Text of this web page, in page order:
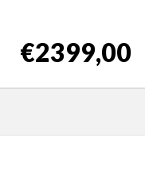
€2399,00